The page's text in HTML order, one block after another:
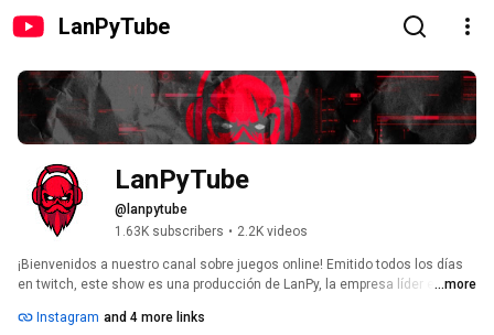
LanPyTube
LanPyTube
@lanpytube
1.63K subscribers • 2.2K videos
¡Bienvenidos a nuestro canal sobre juegos online! Emitido todos los días
en twitch, este show es una producción de LanPy, la empresa líder en
exploramos los juegos más populares del momento, con análisis,
...more
Instagram and 4 more links